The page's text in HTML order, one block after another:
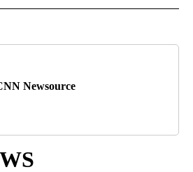
Newsource